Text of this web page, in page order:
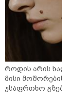
როდის არის
მისი მოშორების
უსაფრთხო გზები